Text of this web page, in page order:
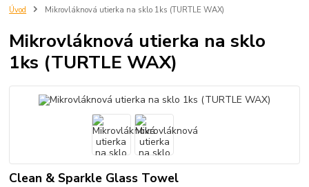
Úvod Mikrovláknová utierka na sklo 1ks (TURTLE WAX)
Mikrovláknová utierka na sklo
1ks (TURTLE WAX)
Clean & Sparkle Glass Towel